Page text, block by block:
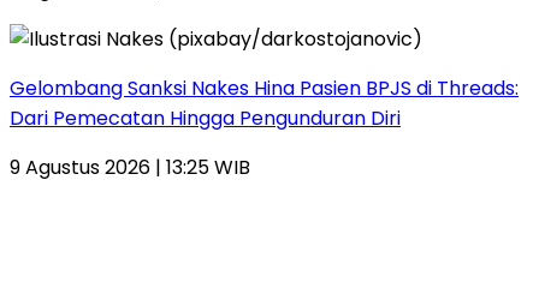
Gelombang Sanksi Nakes Hina Pasien BPJS di Threads:
Dari Pemecatan Hingga Pengunduran Diri
9 Agustus 2026 | 13:25 WIB